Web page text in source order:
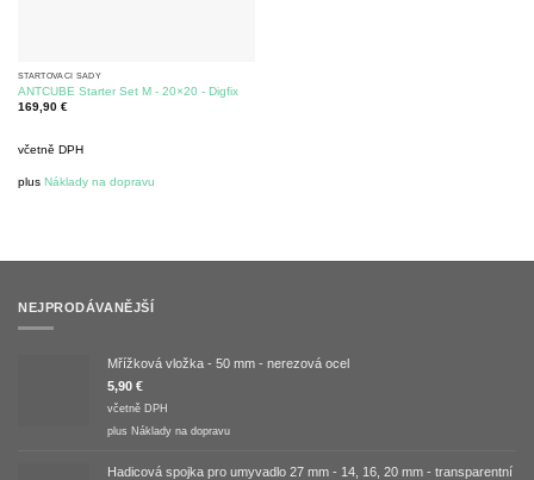
STARTOVACÍ SADY
ANTCUBE Starter Set M - 20×20 - Digfix
169,90 €
včetně DPH
plus Náklady na dopravu
NEJPRODÁVANĚJŠÍ
Mřížková vložka - 50 mm - nerezová ocel
5,90 €
včetně DPH
plus Náklady na dopravu
Hadicová spojka pro umyvadlo 27 mm - 14, 16, 20 mm - transparentní